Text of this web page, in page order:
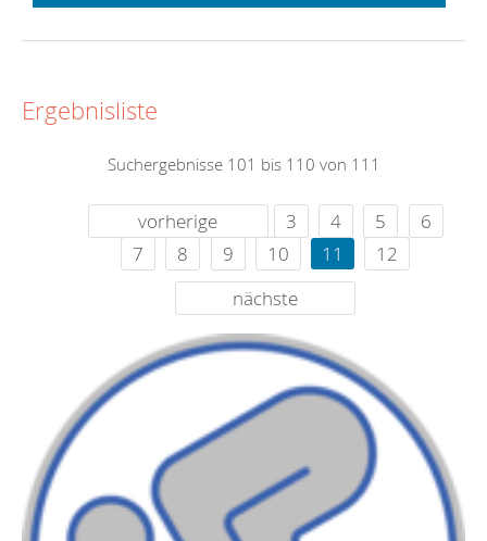
Ergebnisliste
Suchergebnisse 101 bis 110 von 111
vorherige 3 4 5
6
7
8 9 10 11
12
nächste